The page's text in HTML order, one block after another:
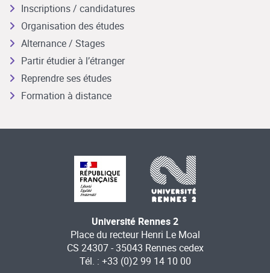
Inscriptions / candidatures
Organisation des études
Alternance / Stages
Partir étudier à l’étranger
Reprendre ses études
Formation à distance
Université Rennes 2
Place du recteur Henri Le Moal
CS 24307 - 35043 Rennes cedex
Tél. : +33 (0)2 99 14 10 00